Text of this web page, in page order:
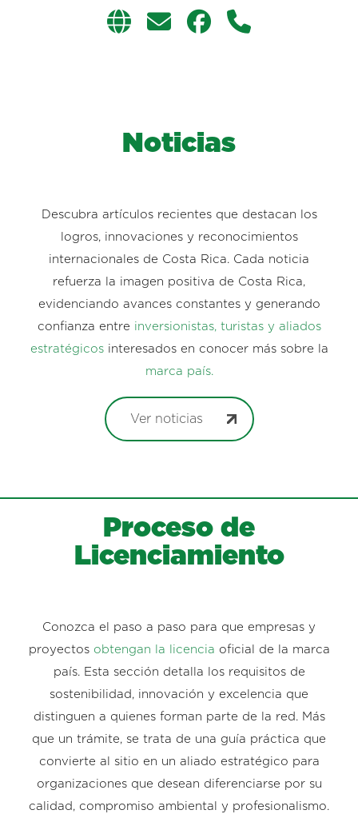
Noticias
Descubra artículos recientes que destacan los
logros, innovaciones y reconocimientos
internacionales de Costa Rica. Cada noticia
refuerza la imagen positiva de Costa Rica,
evidenciando avances constantes y generando
confianza entre inversionistas, turistas y aliados
estratégicos interesados en conocer más sobre la
marca país.
Ver noticias
Proceso de
Licenciamiento
Conozca el paso a paso para que empresas y
proyectos obtengan la licencia oficial de la marca
país. Esta sección detalla los requisitos de
sostenibilidad, innovación y excelencia que
distinguen a quienes forman parte de la red. Más
que un trámite, se trata de una guía práctica que
convierte al sitio en un aliado estratégico para
organizaciones que desean diferenciarse por su
calidad, compromiso ambiental y profesionalismo.